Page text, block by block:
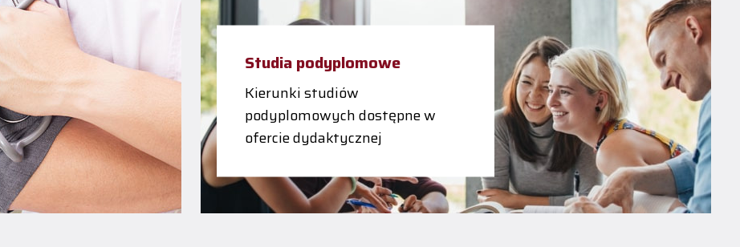
Studia podyplomowe
Kierunki studiów
podyplomowych dostępne w
ofercie dydaktycznej